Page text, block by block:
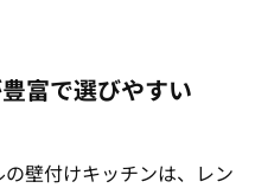
富で選びやすい
壁付けキッチンは、レン